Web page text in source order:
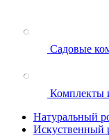
Садовые
Комплекты
Натуральный
Искуственный